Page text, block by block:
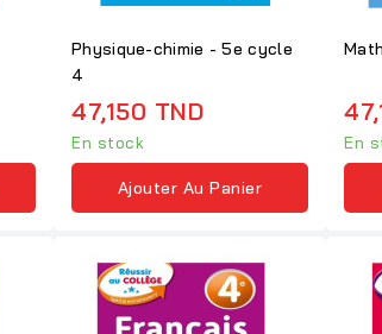
Physique-chimie - 5e cycle
4
47,150 TND
En stock
Ajouter Au Panier
En